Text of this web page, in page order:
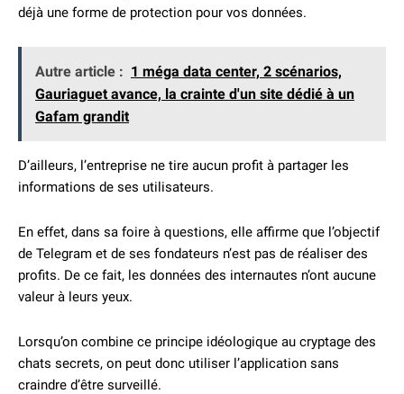
déjà une forme de protection pour vos données.
Autre article : 1 méga data center, 2 scénarios,
Gauriaguet avance, la crainte d'un site dédié à un
Gafam grandit
D’ailleurs, l’entreprise ne tire aucun profit à partager les
informations de ses utilisateurs.
En effet, dans sa foire à questions, elle affirme que l’objectif
de Telegram et de ses fondateurs n’est pas de réaliser des
profits. De ce fait, les données des internautes n’ont aucune
valeur à leurs yeux.
Lorsqu’on combine ce principe idéologique au cryptage des
chats secrets, on peut donc utiliser l’application sans
craindre d’être surveillé.